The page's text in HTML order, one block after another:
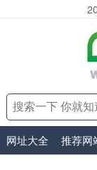
网址大全 推荐网